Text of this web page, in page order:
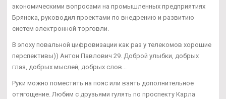
экономическими вопросами на промышленных предприятиях
Брянска, руководил проектами по внедрению и развитию
систем электронной торговли.
В эпоху повальной цифровизации как раз у телекомов хорошие
перспективы)) Антон Павлович 29. Доброй улыбки, добрых
глаз, добрых мыслей, добрых слов...
Руки можно поместить на пояс или взять дополнительное
отягощение. Любим с друзьями гулять по проспекту Карла